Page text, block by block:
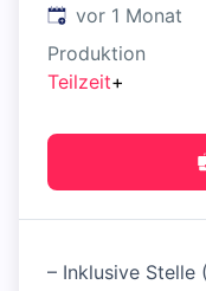
Veröffentlicht:
vor 1 Monat
Produktion
Teilzeit+
– Inklusive Stelle